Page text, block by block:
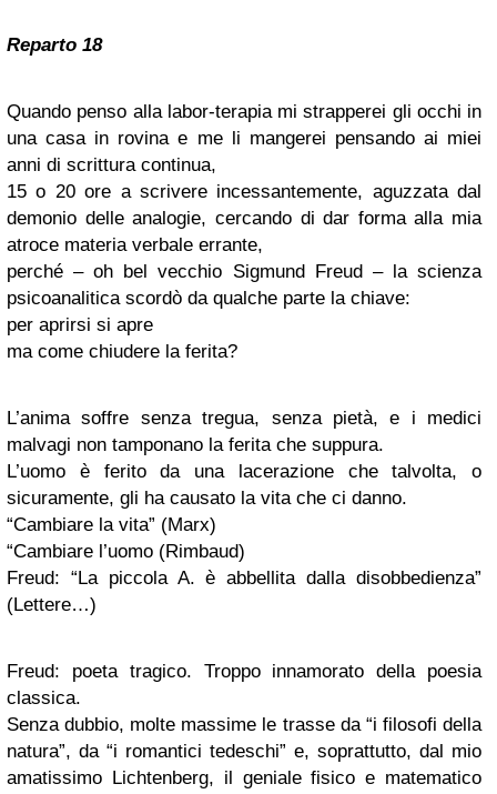
Reparto 18
Quando penso alla labor-terapia mi strapperei gli occhi in
una casa in rovina e me li mangerei pensando ai miei
anni di scrittura continua,
15 o 20 ore a scrivere incessantemente, aguzzata dal
demonio delle analogie, cercando di dar forma alla mia
atroce materia verbale errante,
perché – oh bel vecchio Sigmund Freud – la scienza
psicoanalitica scordò da qualche parte la chiave:
per aprirsi si apre
ma come chiudere la ferita?
L’anima soffre senza tregua, senza pietà, e i medici
malvagi non tamponano la ferita che suppura.
L’uomo è ferito da una lacerazione che talvolta, o
sicuramente, gli ha causato la vita che ci danno.
“Cambiare la vita” (Marx)
“Cambiare l’uomo (Rimbaud)
Freud: “La piccola A. è abbellita dalla disobbedienza”
(Lettere…)
Freud: poeta tragico. Troppo innamorato della poesia
classica.
Senza dubbio, molte massime le trasse da “i filosofi della
natura”, da “i romantici tedeschi” e, soprattutto, dal mio
amatissimo Lichtenberg, il geniale fisico e matematico